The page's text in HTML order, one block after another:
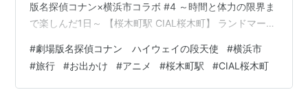
版名探偵コナン×横浜市コラボ #4 ～時間と体力の限界ま
で楽しんだ1日～ 【桜木町駅 CIAL桜木町】 ランドマーク
へ向かう通路を歩いていきました。 桜木町駅に着くと、
こんな太い柱にもコナンが！（笑）。ほんとあちこちに
コナンです。 次はこの桜木町駅隣接の「CIAL桜木町」へ
#劇場版名探偵コナン ハイウェイの段天使 #横浜市
#旅行 #お出かけ #アニメ #桜木町駅 #CIAL桜木町